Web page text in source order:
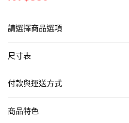
請選擇商品選項
尺寸表
付款與運送方式
信用卡一次付款
商品特色